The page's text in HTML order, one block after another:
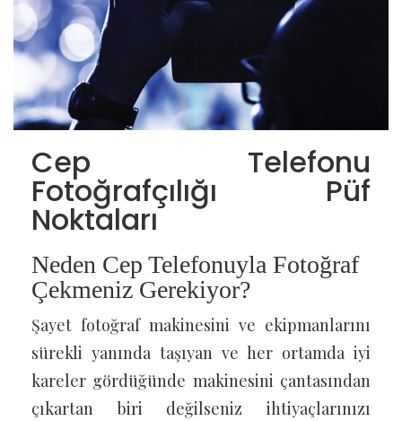
Cep Telefonu
Fotoğrafçılığı Püf
Noktaları
Neden Cep Telefonuyla Fotoğraf
Çekmeniz Gerekiyor?
Şayet fotoğraf makinesini ve ekipmanlarını
sürekli yanında taşıyan ve her ortamda iyi
kareler gördüğünde makinesini çantasından
çıkartan biri değilseniz ihtiyaçlarınızı